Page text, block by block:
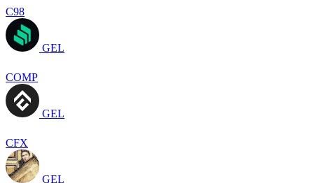
C98
GEL
COMP
GEL
CFX
GEL